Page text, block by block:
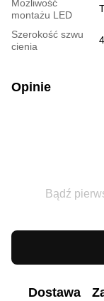
Możliwość
montażu LED
Szerokość szwu
cienia
Opinie
Bądź
Dostawa